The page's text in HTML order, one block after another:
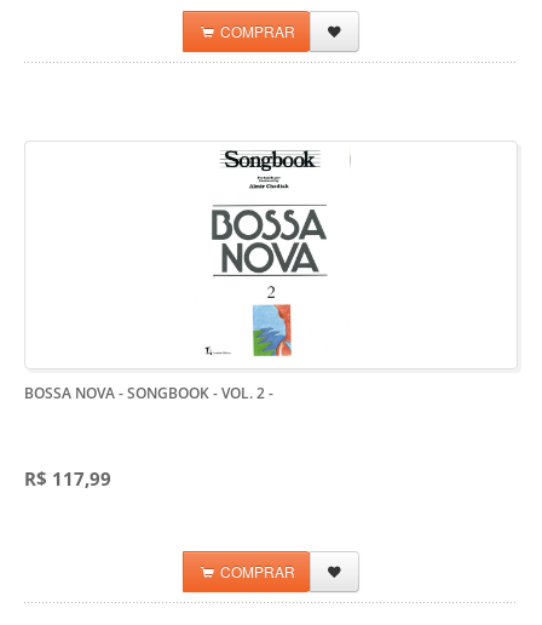
COMPRAR
BOSSA NOVA - SONGBOOK - VOL. 2-
R$ 117,99
COMPRAR